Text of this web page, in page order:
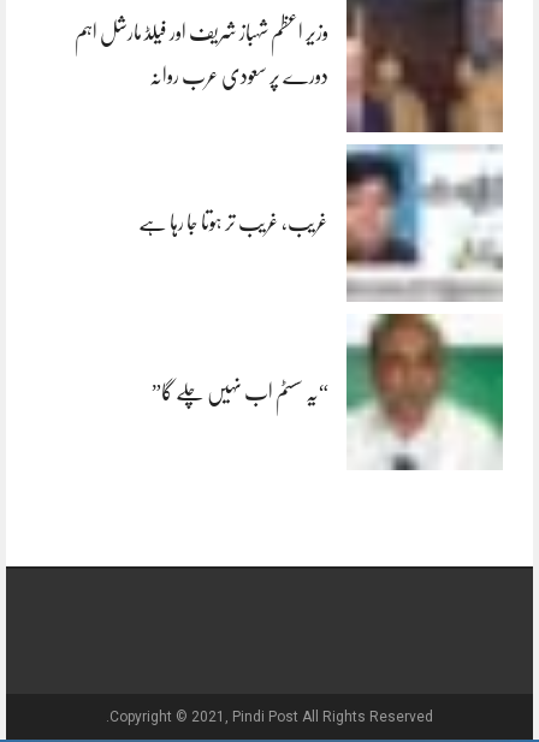
وزیر اعظم شہباز شریف اور فیلڈ مارشل اہم
دورے پر سعودی عرب روانہ
غریب، غریب تر ہوتا جا رہا ہے
“یہ سسٹم اب نہیں چلے گا”
Copyright © 2021, Pindi Post All Rights Reserved.